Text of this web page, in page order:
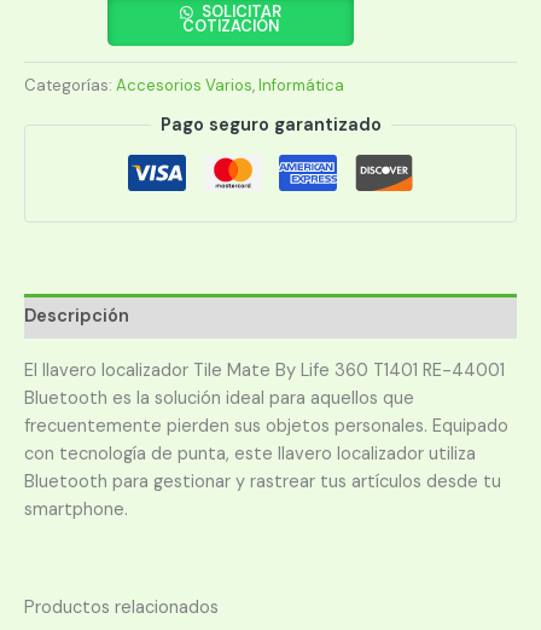
BY
LIFE
cantidad
SOLICITAR
COTIZACIÓN
Categorías: Accesorios Varios,Informática
Pago seguro garantizado
Descripción
El llavero localizador Tile Mate By Life 360 T1401 RE-44001
Bluetooth es la solución ideal para aquellos que
frecuentemente pierden sus objetos personales. Equipado
con tecnología de punta, este llavero localizador utiliza
Bluetooth para gestionar y rastrear tus artículos desde tu
smartphone.
Productos relacionados